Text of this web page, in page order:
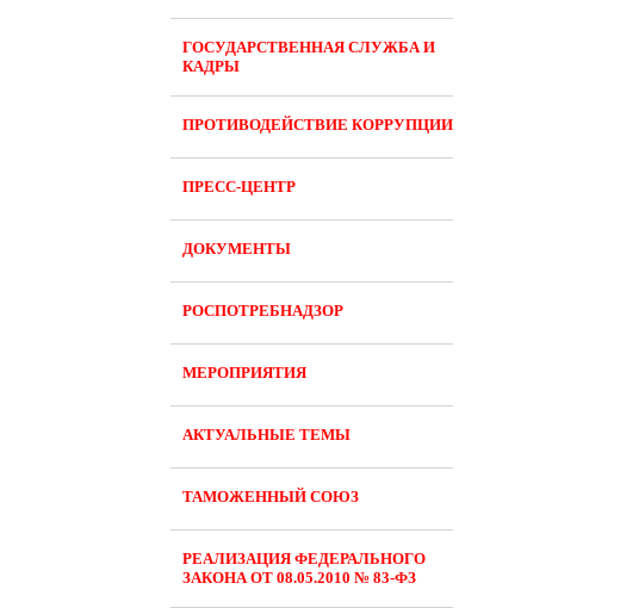
ГОСУДАРСТВЕННАЯ СЛУЖБА И
КАДРЫ
ПРОТИВОДЕЙСТВИЕ КОРРУПЦИИ
ПРЕСС-ЦЕНТР
ДОКУМЕНТЫ
РОСПОТРЕБНАДЗОР
МЕРОПРИЯТИЯ
АКТУАЛЬНЫЕ ТЕМЫ
ТАМОЖЕННЫЙ СОЮЗ
РЕАЛИЗАЦИЯ ФЕДЕРАЛЬНОГО
ЗАКОНА ОТ 08.05.2010 № 83-ФЗ